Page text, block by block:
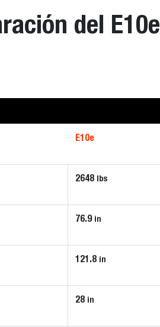
del E10e
E10e
2648 lbs
76.9 in
121.8 in
28 in